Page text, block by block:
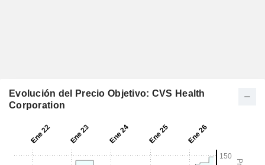
Evolución del Precio Objetivo: CVS Health
Corporation